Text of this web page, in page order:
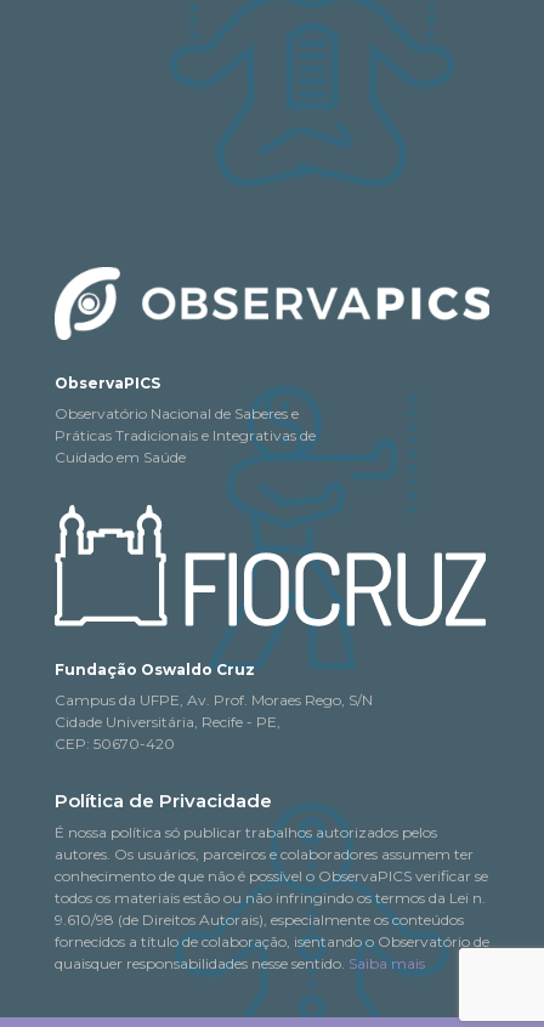
ObservaPICS
Observatório Nacional de Saberes e
Práticas Tradicionais e Integrativas de
Cuidado em Saúde
Fundação Oswaldo Cruz
Campus da UFPE, Av. Prof. Moraes Rego, S/N
Cidade Universitária, Recife - PE,
CEP: 50670-420
Política de Privacidade
É nossa política só publicar trabalhos autorizados pelos
autores. Os usuários, parceiros e colaboradores assumem ter
conhecimento de que não é possível o ObservaPICS verificar se
todos os materiais estão ou não infringindo os termos da Lei n.
9.610/98 (de Direitos Autorais), especialmente os conteúdos
fornecidos a título de colaboração, isentando o Observatório de
quaisquer responsabilidades nesse sentido. Saiba mais